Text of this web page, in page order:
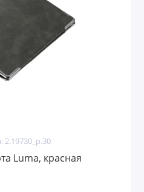
2.19730_p.30
Luma, красная